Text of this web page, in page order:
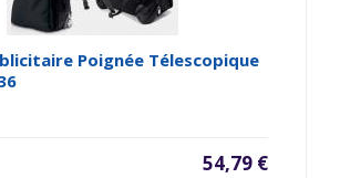
Poignée Télescopique
54,79 €